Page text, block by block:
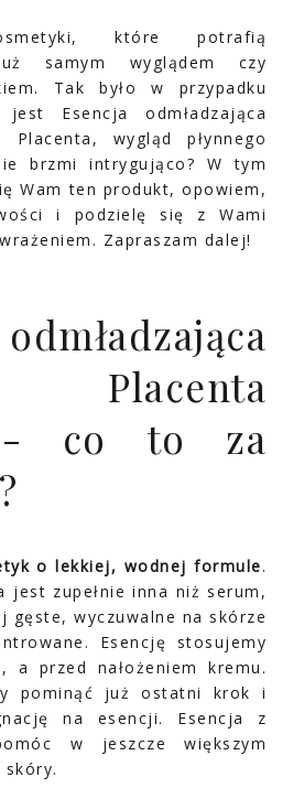
które potrafią
samym wyglądem czy
Tak było w przypadku
Esencja odmładzająca
Placenta, wygląd płynnego
brzmi intrygująco? W tym
Wam ten produkt, opowiem,
i podzielę się z Wami
Zapraszam dalej!
Placenta
- co to za
o lekkiej, wodnej formule.
jest zupełnie inna niż serum,
gęste, wyczuwalne na skórze
Esencję stosujemy
a przed nałożeniem kremu.
pominąć już ostatni krok i
na esencji. Esencja z
w jeszcze większym